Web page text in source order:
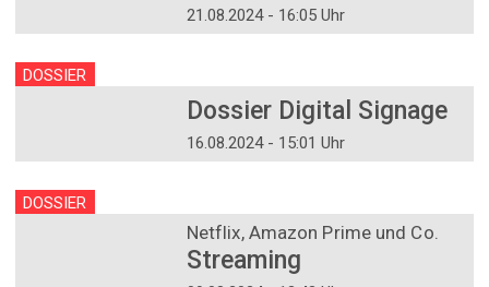
21.08.2024 - 16:05 Uhr
DOSSIER
Dossier Digital Signage
16.08.2024 - 15:01 Uhr
DOSSIER
Netflix, Amazon Prime und Co.
Streaming